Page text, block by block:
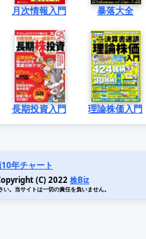
月次情報入門 暴落大全
長期投資入門 理論株価入門
年チャート
(C) 2022 株Biz
。当サイトは一切の責任を負いません。